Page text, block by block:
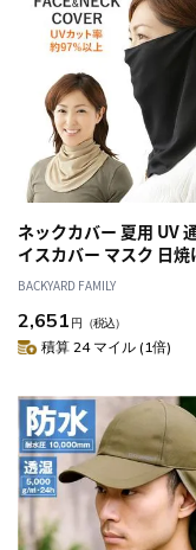
ネックカバー 夏用 UV
イスカバー マスク 日焼
け 紫外線対策 ガーデニ
ひんやり 熱中症対策グ
の日 プレゼント 敬老の
BACKYARD FAMILY
2,651 円 （税込）
積算 24 マイル (1倍)